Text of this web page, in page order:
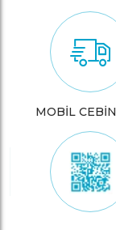
MOBİL